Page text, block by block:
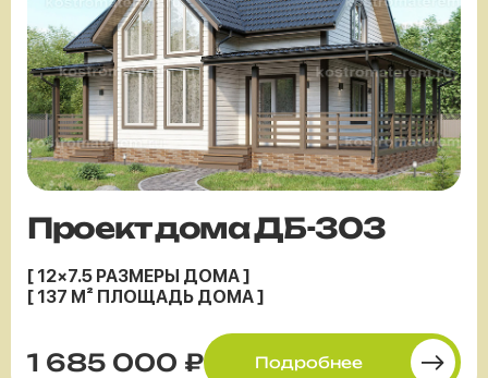
Проект дома ДБ-303
[ 12×7.5 РАЗМЕРЫ ДОМА ]
[ 137 М² ПЛОЩАДЬ ДОМА ]
1 685 000 ₽ Подробнее